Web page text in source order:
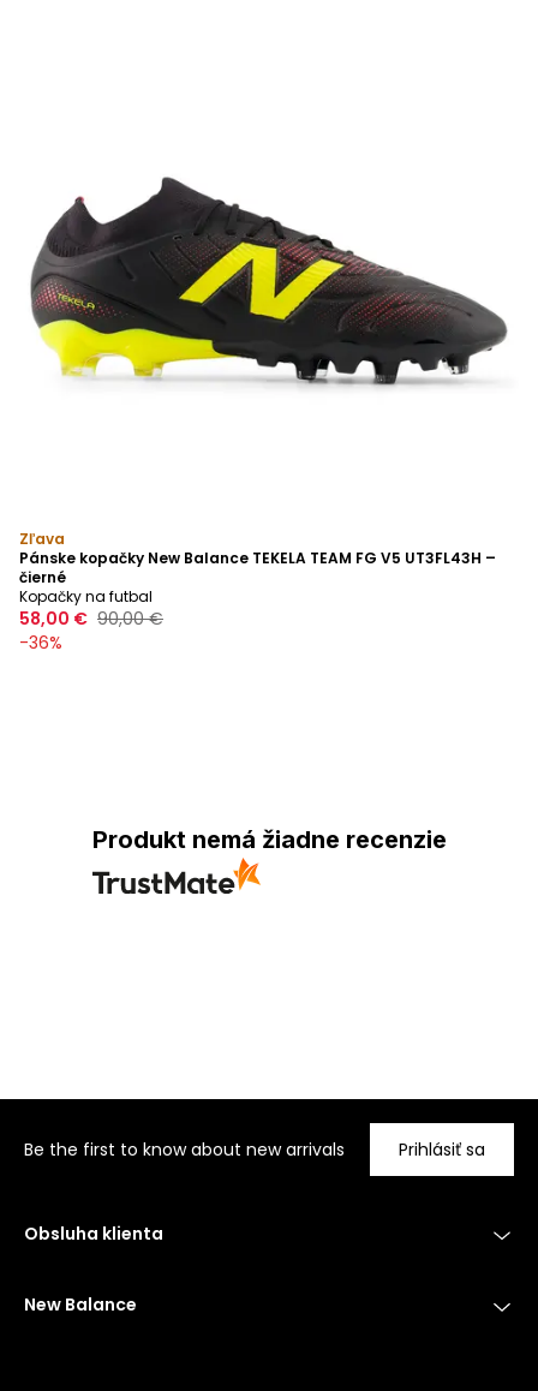
Zľava
Pánske kopačky New Balance TEKELA TEAM FG V5 UT3FL43H –
čierné
Kopačky na futbal
58,00 € 90,00 €
-36%
Produkt nemá žiadne recenzie
Be the first to know about new arrivals Prihlásiť sa
Obsluha klienta
New Balance